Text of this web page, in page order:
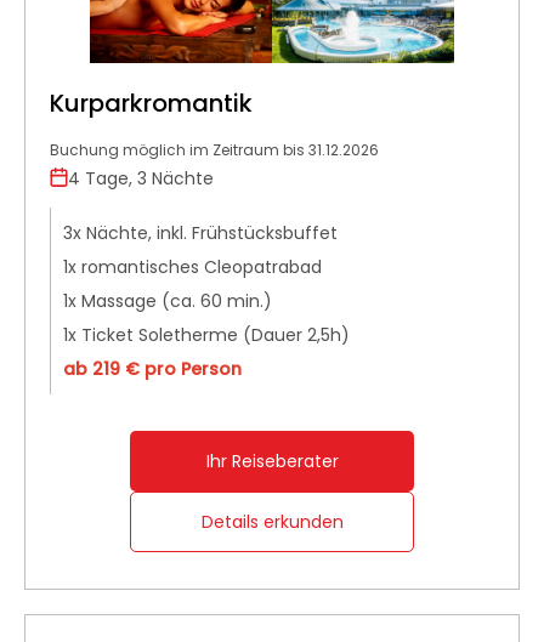
Kurparkromantik
Buchung möglich im Zeitraum bis 31.12.2026
4 Tage, 3 Nächte
3x Nächte, inkl. Frühstücksbuffet
1x romantisches Cleopatrabad
1x Massage (ca. 60 min.)
1x Ticket Soletherme (Dauer 2,5h)
ab 219 € pro Person
Ihr Reiseberater
Details erkunden